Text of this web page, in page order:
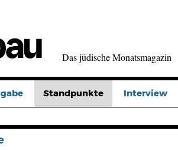
Das jüdische Monatsmagazin
Standpunkte Interview